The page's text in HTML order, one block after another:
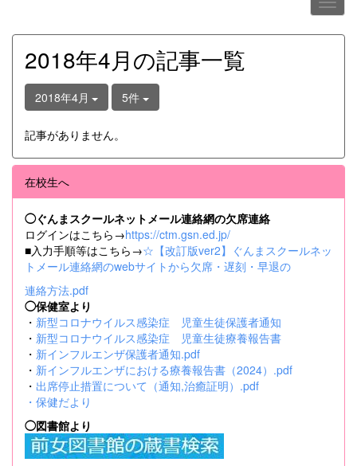
2018年4月の記事一覧
2018年4月 5件
記事がありません。
在校生へ
◯ぐんまスクールネットメール連絡網の欠席連絡
ログインはこちら→https://ctm.gsn.ed.jp/
■入力手順等はこちら→☆【改訂版ver2】ぐんまスクールネッ
トメール連絡網のwebサイトから欠席・遅刻・早退の
連絡方法.pdf
◯保健室より
・ 新型コロナウイルス感染症 児童生徒保護者通知
・ 新型コロナウイルス感染症 児童生徒療養報告書
・ 新インフルエンザ保護者通知.pdf
・ 新インフルエンザにおける療養報告書（2024）.pdf
・ 出席停止措置について（通知,治癒証明）.pdf
・ 保健だより
◯図書館より